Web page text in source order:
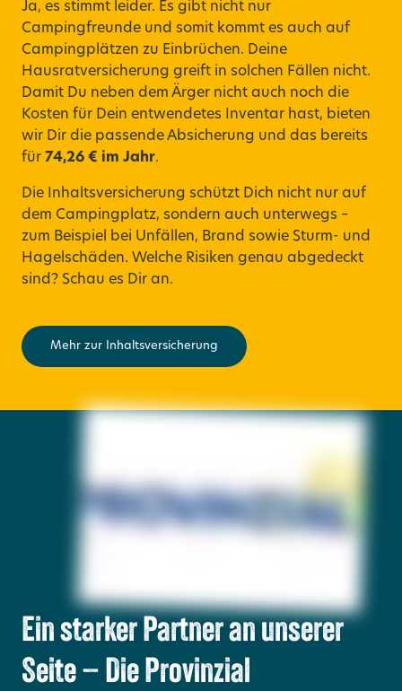
Ja, es stimmt leider. Es gibt nicht nur
Campingfreunde und somit kommt es auch auf
Campingplätzen zu Einbrüchen. Deine
Hausratversicherung greift in solchen Fällen nicht.
Damit Du neben dem Ärger nicht auch noch die
Kosten für Dein entwendetes Inventar hast, bieten
wir Dir die passende Absicherung und das bereits
für 74,26 € im Jahr.
Die Inhaltsversicherung schützt Dich nicht nur auf
dem Campingplatz, sondern auch unterwegs –
zum Beispiel bei Unfällen, Brand sowie Sturm- und
Hagelschäden. Welche Risiken genau abgedeckt
sind? Schau es Dir an.
Mehr zur Inhaltsversicherung
Ein starker Partner an unserer
Seite – Die Provinzial